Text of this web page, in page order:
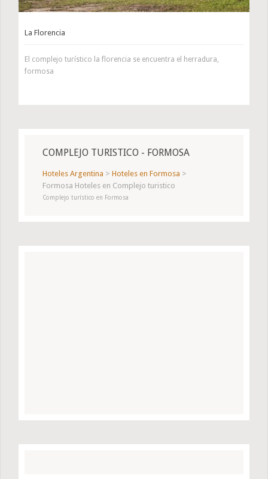
La Florencia
El complejo turístico la florencia se encuentra el herradura,
formosa
COMPLEJO TURISTICO - FORMOSA
Hoteles Argentina > Hoteles en Formosa >
Formosa Hoteles en Complejo turistico
Complejo turístico en Formosa